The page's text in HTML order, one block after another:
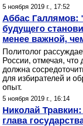
5 ноября 2019 г., 17:52
Аббас Галлямов:
будущего
менее важной,
Политолог
России, отмечая,
должна
для избирателей и
опыт.
5 ноября 2019 г., 16:14
Николай
глава